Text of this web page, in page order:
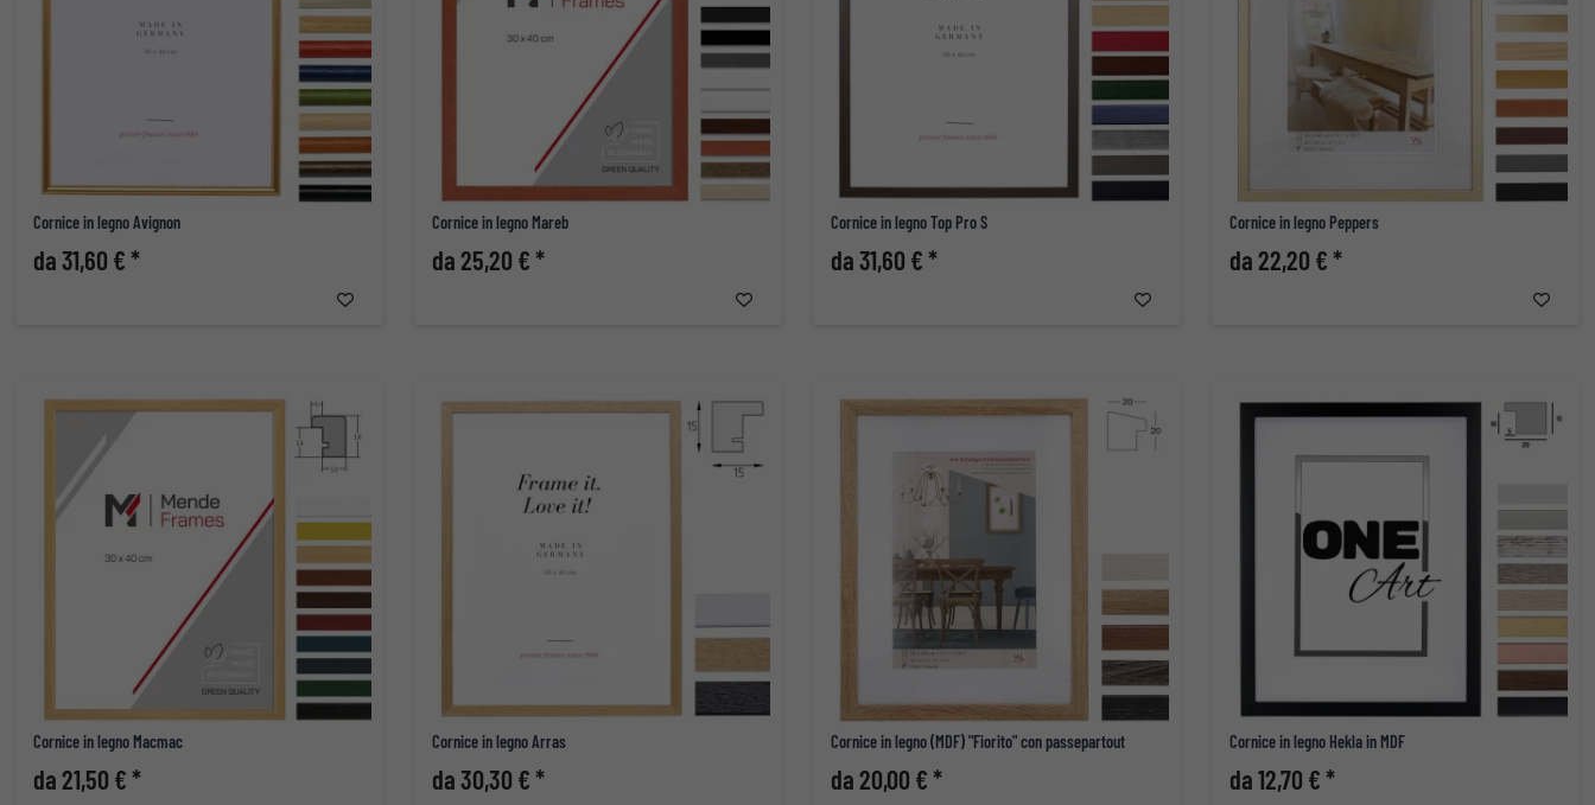
Cornice in legno Avignon
da 31,60 € *
Cornice in legno Mareb
da 25,20 € *
Cornice in legno Top Pro S
da 31,60 € *
Cornice in legno Peppers
da 22,20 € *
Cornice in legno Macmac
da 21,50 € *
Cornice in legno Arras
da 30,30 € *
Cornice in legno (MDF) "Fiorito" con passepartout
da 20,00 € *
Cornice in legno Hekla in MDF
da 12,70 € *